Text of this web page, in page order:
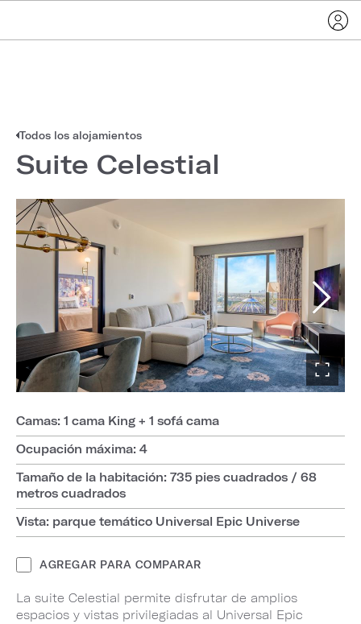
Todos los alojamientos
Suite Celestial
Camas: 1 cama King + 1 sofá cama
Ocupación máxima: 4
Tamaño de la habitación: 735 pies cuadrados / 68
metros cuadrados
Vista: parque temático Universal Epic Universe
AGREGAR PARA COMPARAR
La suite Celestial permite disfrutar de amplios
espacios y vistas privilegiadas al Universal Epic